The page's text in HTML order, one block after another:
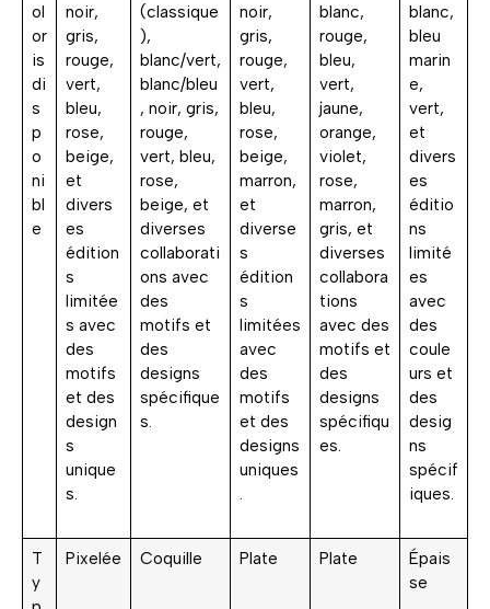
ol
or
is
di
s
p
o
ni
bl
e
noir,
gris,
rouge,
vert,
bleu,
rose,
beige,
et
divers
es
édition
s
limitée
s avec
des
motifs
et des
design
s
unique
s.
(classique
),
blanc/vert,
blanc/bleu
, noir, gris,
rouge,
vert, bleu,
rose,
beige, et
diverses
collaborati
ons avec
des
motifs et
des
designs
spécifique
s.
noir,
gris,
rouge,
vert,
bleu,
rose,
beige,
marron,
et
diverse
s
édition
s
limitées
avec
des
motifs
et des
designs
uniques
.
blanc,
rouge,
bleu,
vert,
jaune,
orange,
violet,
rose,
marron,
gris, et
diverses
collabora
tions
avec des
motifs et
des
designs
spécifiqu
es.
blanc,
bleu
marin
e,
vert,
et
divers
es
éditio
ns
limité
es
avec
des
coule
urs et
des
desig
ns
spécif
iques.
T
y
Pixelée Coquille Plate Plate
Épais
se